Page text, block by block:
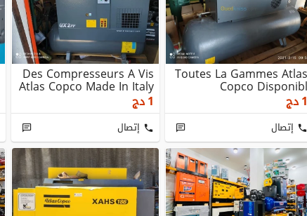
Toutes La Gammes Atlas
Copco Disponibl
1دج
إتصال
Des Compresseurs A Vis
Atlas Copco Made In Italy
1دج
إتصال